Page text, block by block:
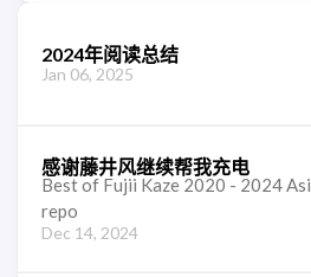
2024年阅读总结
Jan 06, 2025
感谢藤井风继续帮我充电
Best of Fujii Kaze 2020 - 2024
repo
Dec 14, 2024